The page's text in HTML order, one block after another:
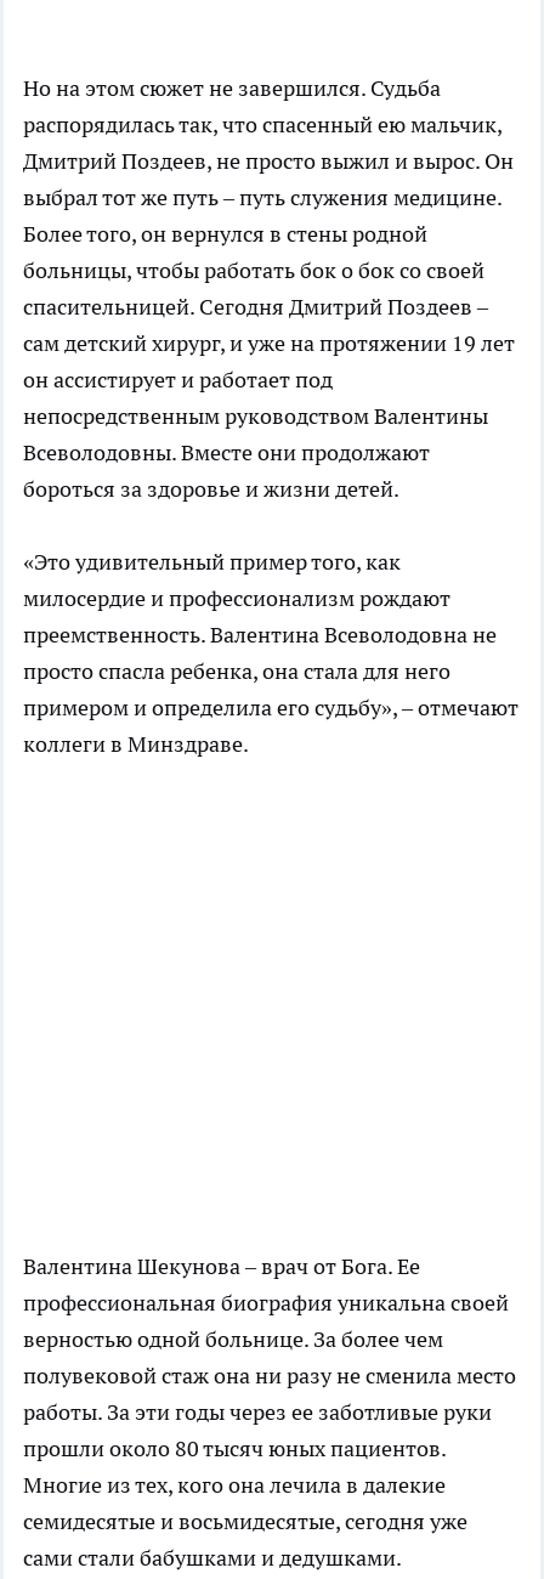
Но на этом сюжет не завершился. Судьба
распорядилась так, что спасенный ею мальчик,
Дмитрий Поздеев, не просто выжил и вырос. Он
выбрал тот же путь – путь служения медицине.
Более того, он вернулся в стены родной
больницы, чтобы работать бок о бок со своей
спасительницей. Сегодня Дмитрий Поздеев –
сам детский хирург, и уже на протяжении 19 лет
он ассистирует и работает под
непосредственным руководством Валентины
Всеволодовны. Вместе они продолжают
бороться за здоровье и жизни детей.
«Это удивительный пример того, как
милосердие и профессионализм рождают
преемственность. Валентина Всеволодовна не
просто спасла ребенка, она стала для него
примером и определила его судьбу», – отмечают
коллеги в Минздраве.
Валентина Шекунова – врач от Бога. Ее
профессиональная биография уникальна своей
верностью одной больнице. За более чем
полувековой стаж она ни разу не сменила место
работы. За эти годы через ее заботливые руки
прошли около 80 тысяч юных пациентов.
Многие из тех, кого она лечила в далекие
семидесятые и восьмидесятые, сегодня уже
сами стали бабушками и дедушками.